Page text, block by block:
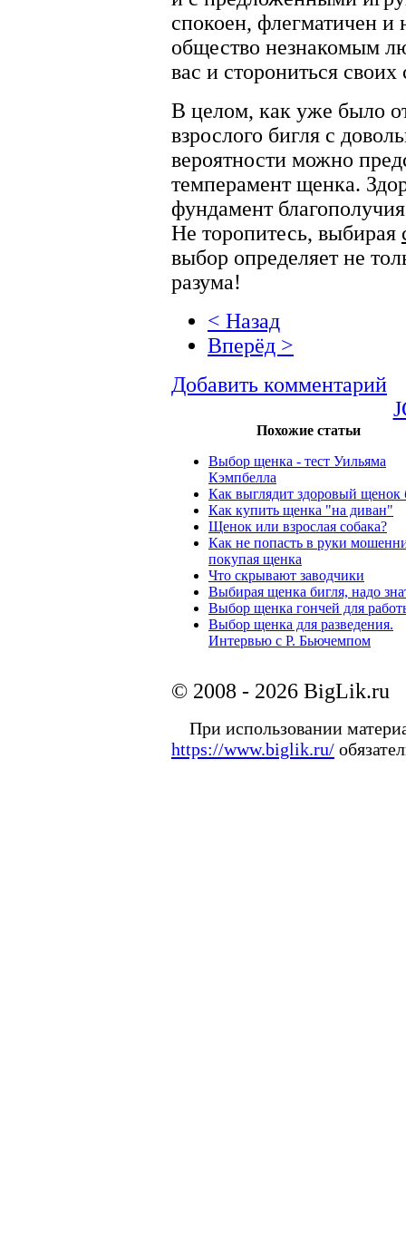
спокоен, флегматичен и
общество незнакомым
вас и сторониться
В целом, как уже было
взрослого бигля с
вероятности можно
темперамент щенка.
фундамент
Не торопитесь, выбирая
выбор определяет не
разума!
< Назад
Вперёд >
Добавить комментарий
Похожие статьи
Выбор щенка - тест Уильяма
Кэмпбелла
Как выглядит здоровый щенок
Как купить щенка "на диван"
Щенок или взрослая собака?
Как не попасть в руки
покупая щенка
Что скрывают заводчики
Выбирая щенка бигля, надо
Выбор щенка гончей для
Выбор щенка для разведения.
Интервью с Р. Бьючемпом
© 2008 - 2026 BigLik.ru
При использовании
https://www.biglik.ru/